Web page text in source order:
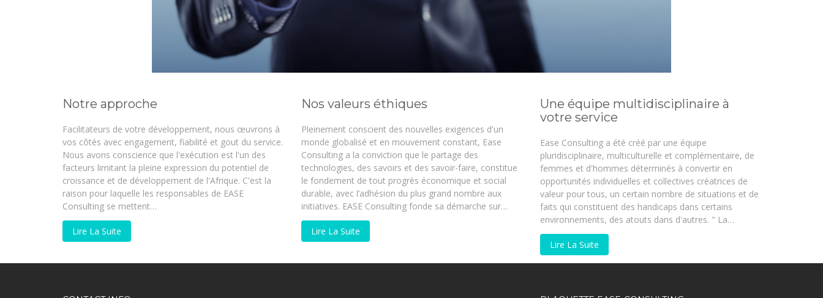
Notre approche
Facilitateurs de votre développement, nous œuvrons à
vos côtés avec engagement, fiabilité et gout du service.
Nous avons conscience que l'exécution est l'un des
facteurs limitant la pleine expression du potentiel de
croissance et de développement de l'Afrique. C'est la
raison pour laquelle les responsables de EASE
Consulting se mettent…
Lire La Suite
Nos valeurs éthiques
Pleinement conscient des nouvelles exigences d'un
monde globalisé et en mouvement constant, Ease
Consulting a la conviction que le partage des
technologies, des savoirs et des savoir-faire, constitue
le fondement de tout progrès économique et social
durable, avec l’adhésion du plus grand nombre aux
initiatives. EASE Consulting fonde sa démarche sur…
Lire La Suite
Une équipe multidisciplinaire à
votre service
Ease Consulting a été créé par une équipe
pluridisciplinaire, multiculturelle et complémentaire, de
femmes et d'hommes déterminés à convertir en
opportunités individuelles et collectives créatrices de
valeur pour tous, un certain nombre de situations et de
faits qui constituent des handicaps dans certains
environnements, des atouts dans d'autres. " La…
Lire La Suite